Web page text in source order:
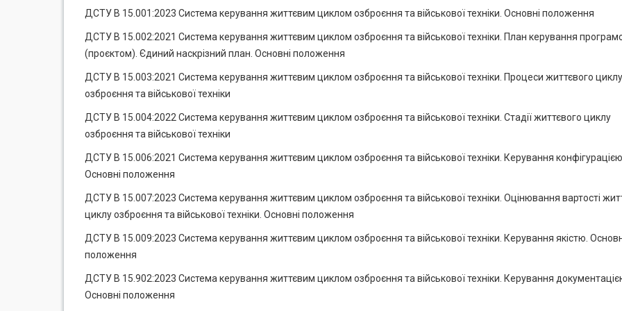
ДСТУ В 15.001:2023 Система керування життєвим циклом озброєння та військової техніки. Основні положення
ДСТУ В 15.002:2021 Система керування життєвим циклом озброєння та військової техніки. План керування
(проєктом). Єдиний наскрізний план. Основні положення
ДСТУ В 15.003:2021 Система керування життєвим циклом озброєння та військової техніки. Процеси життєвого циклу
озброєння та військової техніки
ДСТУ В 15.004:2022 Система керування життєвим циклом озброєння та військової техніки. Стадії життєвого циклу
озброєння та військової техніки
ДСТУ В 15.006:2021 Система керування життєвим циклом озброєння та військової техніки. Керування конфігурацією.
Основні положення
ДСТУ В 15.007:2023 Система керування життєвим циклом озброєння та військової техніки. Оцінювання вартості
циклу озброєння та військової техніки. Основні положення
ДСТУ В 15.009:2023 Система керування життєвим циклом озброєння та військової техніки. Керування якістю.
положення
ДСТУ В 15.902:2023 Система керування життєвим циклом озброєння та військової техніки. Керування
Основні положення